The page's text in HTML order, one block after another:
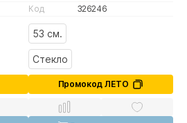
Код
326246
53 см.
Стекло
Промокод ЛЕТО